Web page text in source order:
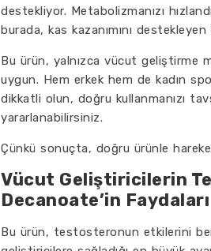
destekliyor. Metabolizmanızı
burada, kas kazanımını
Bu ürün, yalnızca vücut geliştirme
uygun. Hem erkek hem de kadın
dikkatli olun, doğru kullanmanızı
yararlanabilirsiniz.
Çünkü sonuçta, doğru ürünle
Vücut Geliştiricilerin
Decanoate’in Faydaları
Bu ürün, testosteronun etkilerini